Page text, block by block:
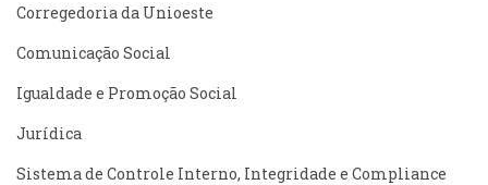
Corregedoria da Unioeste
Comunicação Social
Igualdade e Promoção Social
Jurídica
Sistema de Controle Interno, Integridade e Compliance